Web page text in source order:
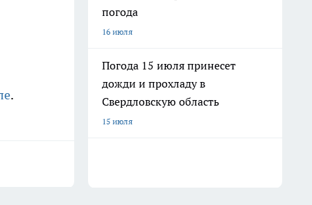
.
погода
16 июля
Погода 15 июля принесет
дожди и прохладу в
Свердловскую область
15 июля